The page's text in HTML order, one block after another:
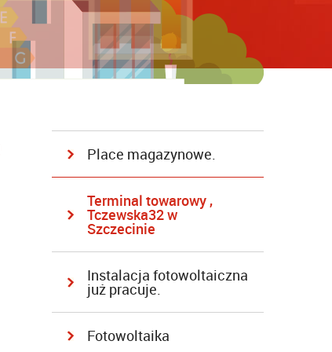
Place magazynowe.
Terminal towarowy ,
Tczewska32 w
Szczecinie
Instalacja fotowoltaiczna
już pracuje.
Fotowoltaika